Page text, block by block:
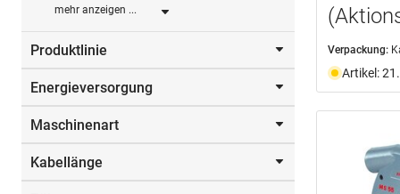
mehr anzeigen ...
Produktlinie
(Aktionsset) (3)
Energieversorgung
Benzinbetrieb
Maschinenart
Handkettensäge
Kabellänge
Verpackung:
Artikel: